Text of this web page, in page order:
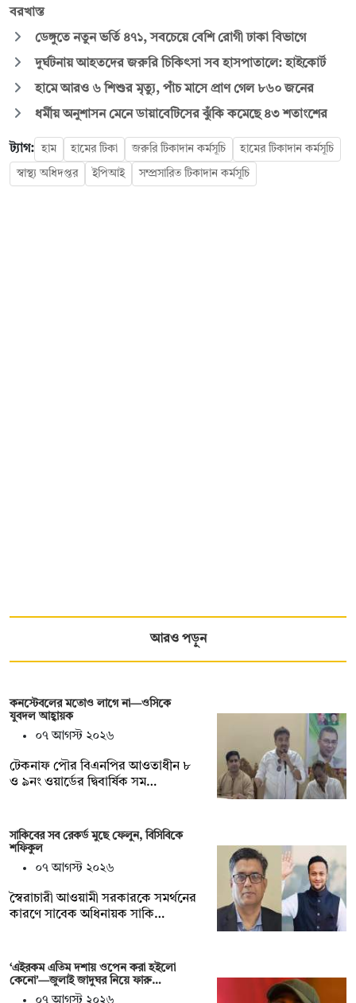
বরখাস্ত
ডেঙ্গুতে নতুন ভর্তি ৪৭১, সবচেয়ে বেশি রোগী ঢাকা বিভাগে
দুর্ঘটনায় আহতদের জরুরি চিকিৎসা সব হাসপাতালে: হাইকোর্ট
হামে আরও ৬ শিশুর মৃত্যু, পাঁচ মাসে প্রাণ গেল ৮৬০ জনের
ধর্মীয় অনুশাসন মেনে ডায়াবেটিসের ঝুঁকি কমেছে ৪৩ শতাংশের
ট্যাগ: হাম হামের টিকা জরুরি টিকাদান কর্মসূচি হামের টিকাদান কর্মসূচি
স্বাস্থ্য অধিদপ্তর ইপিআই সম্প্রসারিত টিকাদান কর্মসূচি
আরও পড়ুন
কনস্টেবলের মতোও লাগে না—ওসিকে
যুবদল আহ্বায়ক
০৭ আগস্ট ২০২৬
টেকনাফ পৌর বিএনপির আওতাধীন ৮
ও ৯নং ওয়ার্ডের দ্বিবার্ষিক সম…
সাকিবের সব রেকর্ড মুছে ফেলুন, বিসিবিকে
শফিকুল
০৭ আগস্ট ২০২৬
স্বৈরাচারী আওয়ামী সরকারকে সমর্থনের
কারণে সাবেক অধিনায়ক সাকি…
‘এইরকম এতিম দশায় ওপেন করা হইলো
কেনো’—জুলাই জাদুঘর নিয়ে ফারু…
০৭ আগস্ট ২০২৬